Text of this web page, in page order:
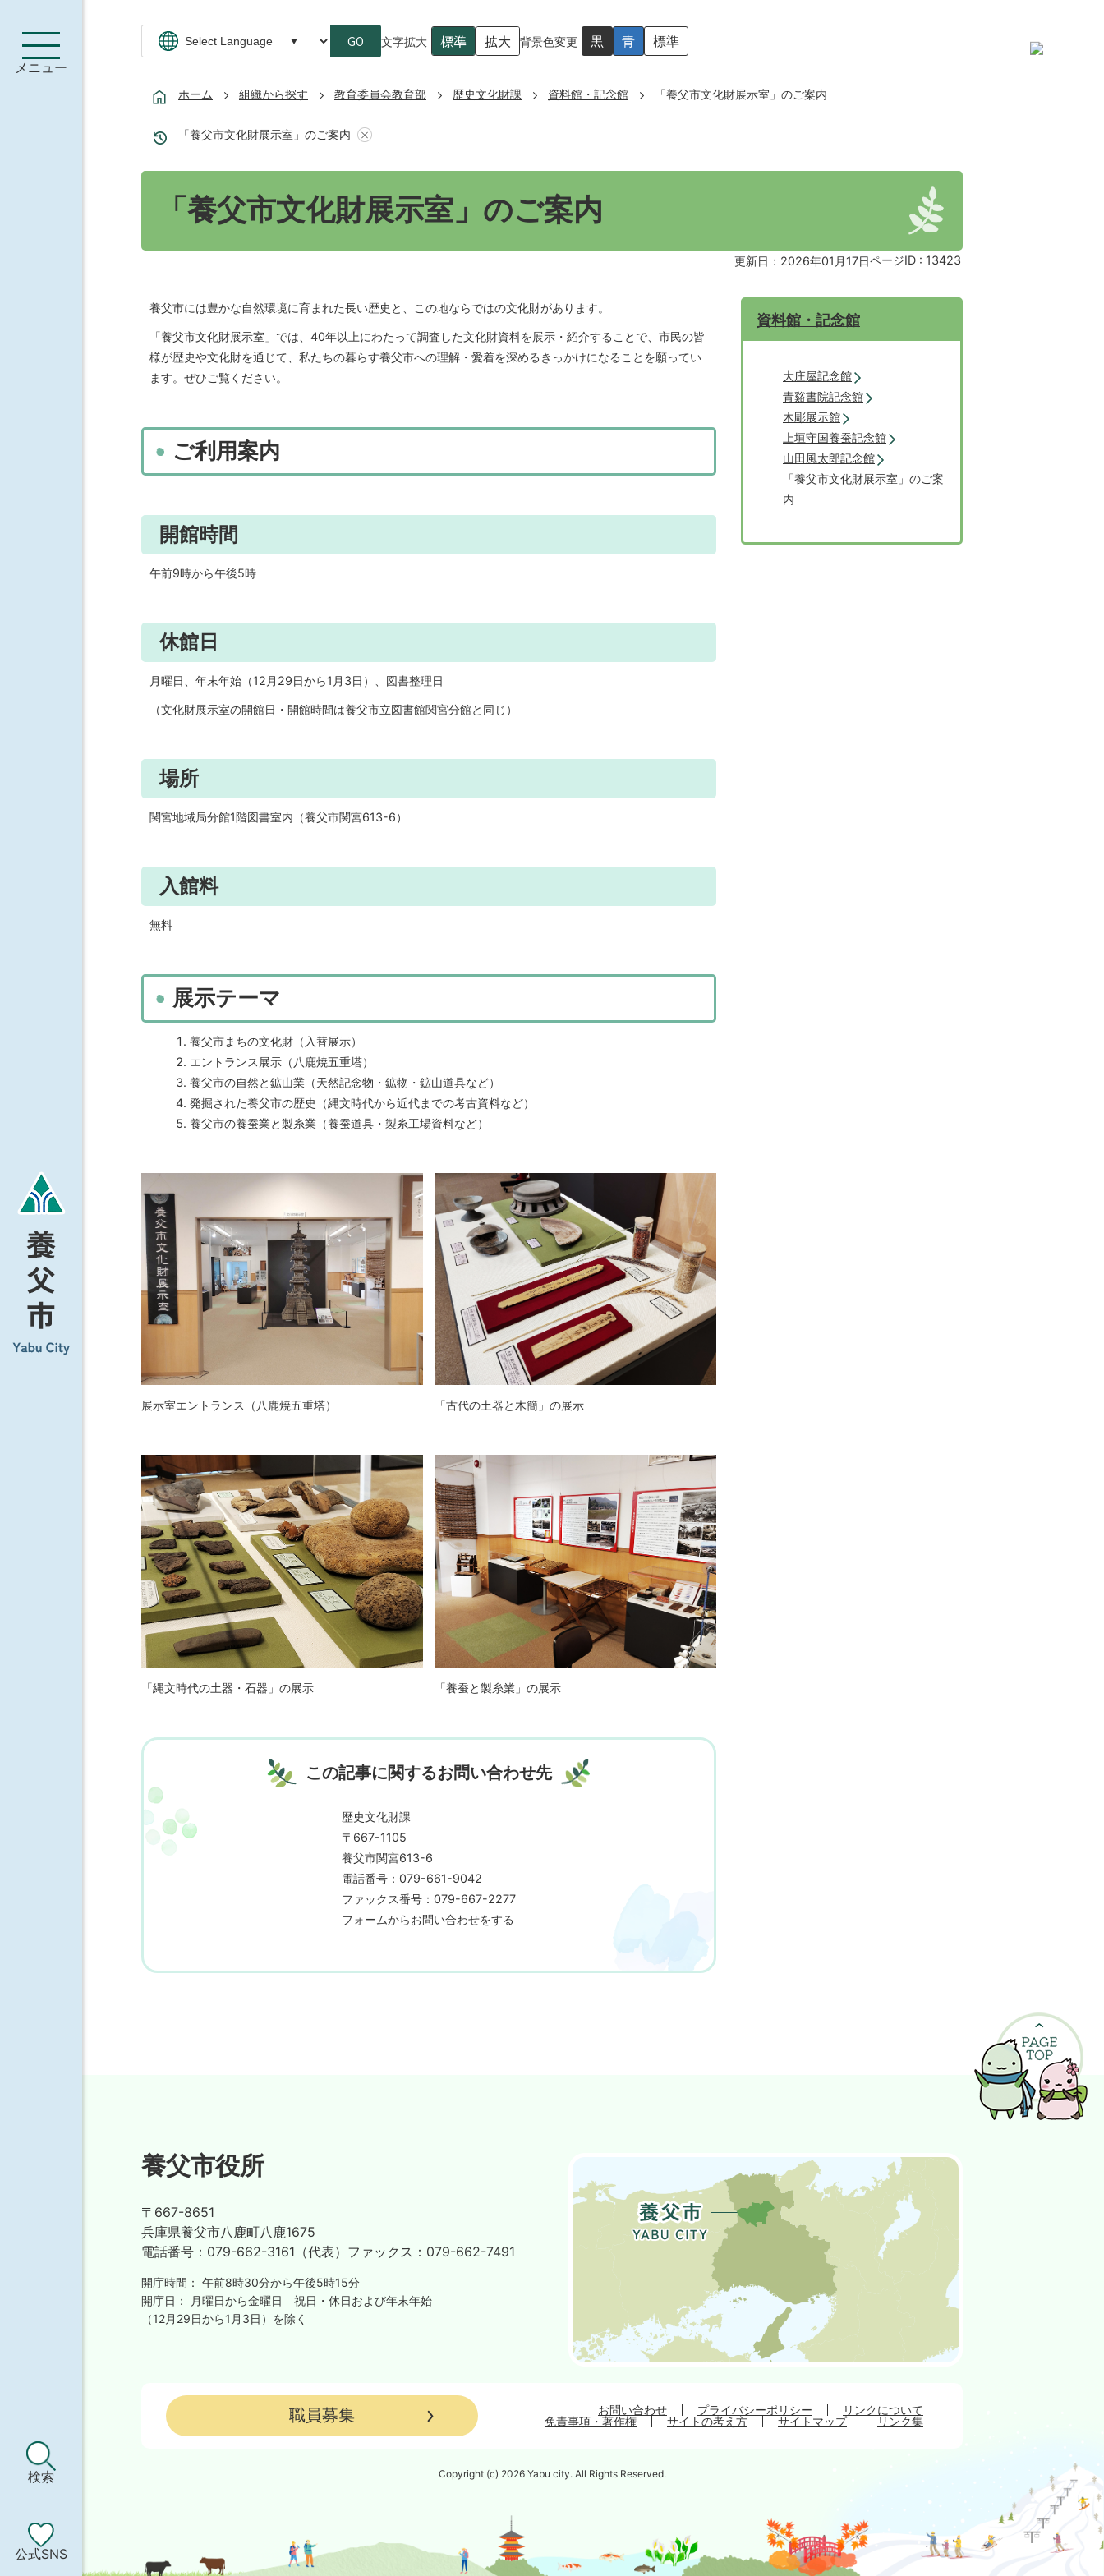
メニュー
検索
公式SNS
GO 文字拡大 標準 拡大 背景色変更 黒 青 標準
ホーム 組織から探す 教育委員会教育部 歴史文化財課 資料館・記念館 「養父市文化財展示室」のご案内
「養父市文化財展示室」のご案内
「養父市文化財展示室」のご案内
更新日：2026年01月17日ページID : 13423
養父市には豊かな自然環境に育まれた長い歴史と、この地ならではの文化財があります。
「養父市文化財展示室」では、40年以上にわたって調査した文化財資料を展示・紹介することで、市民の皆
様が歴史や文化財を通じて、私たちの暮らす養父市への理解・愛着を深めるきっかけになることを願ってい
ます。ぜひご覧ください。
ご利用案内
開館時間
午前9時から午後5時
休館日
月曜日、年末年始（12月29日から1月3日）、図書整理日
（文化財展示室の開館日・開館時間は養父市立図書館関宮分館と同じ）
場所
関宮地域局分館1階図書室内（養父市関宮613-6）
入館料
無料
展示テーマ
養父市まちの文化財（入替展示）
エントランス展示（八鹿焼五重塔）
養父市の自然と鉱山業（天然記念物・鉱物・鉱山道具など）
発掘された養父市の歴史（縄文時代から近代までの考古資料など）
養父市の養蚕業と製糸業（養蚕道具・製糸工場資料など）
展示室エントランス（八鹿焼五重塔） 「古代の土器と木簡」の展示
「縄文時代の土器・石器」の展示 「養蚕と製糸業」の展示
この記事に関するお問い合わせ先
歴史文化財課
〒667-1105
養父市関宮613-6
電話番号：079-661-9042
ファックス番号：079-667-2277
フォームからお問い合わせをする
資料館・記念館
大庄屋記念館
青谿書院記念館
木彫展示館
上垣守国養蚕記念館
山田風太郎記念館
「養父市文化財展示室」のご案
内
養父市役所
〒667-8651
兵庫県養父市八鹿町八鹿1675
電話番号： 079-662-3161（代表） ファックス： 079-662-7491
開庁時間： 午前8時30分から午後5時15分
開庁日：
月曜日から金曜日
祝日・休日および年末年始
（12月29日から1月3日）を除く
職員募集 お問い合わせ プライバシーポリシー
リンクについて
免責事項・著作権
サイトの考え方 サイトマップ リンク集
Copyright (c) 2026 Yabu city. All Rights Reserved.